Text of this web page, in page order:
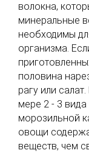
волокна,
минеральные
необходимы
организма.
половина
рагу или
мере 2 - 3
морозильной
овощи
веществ, чем